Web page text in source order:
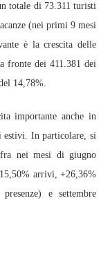
totale di 73.311 turisti
(nei primi 9 mesi
è la crescita delle
fronte dei 411.381 dei
14,78%.
importante anche in
estivi. In particolare, si
nei mesi di giugno
arrivi, +26,36%
e settembre